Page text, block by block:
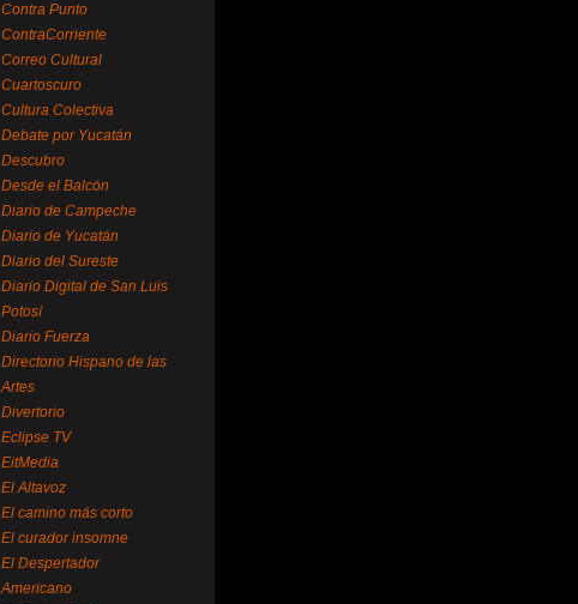
Contra Punto
ContraCorriente
Correo Cultural
Cuartoscuro
Cultura Colectiva
Debate por Yucatán
Descubro
Desde el Balcón
Diario de Campeche
Diario de Yucatán
Diario del Sureste
Diario Digital de San Luis
Potosí
Diario Fuerza
Directorio Hispano de las
Artes
Divertorio
Eclipse TV
EitMedia
El Altavoz
El camino más corto
El curador insomne
El Despertador
Americano